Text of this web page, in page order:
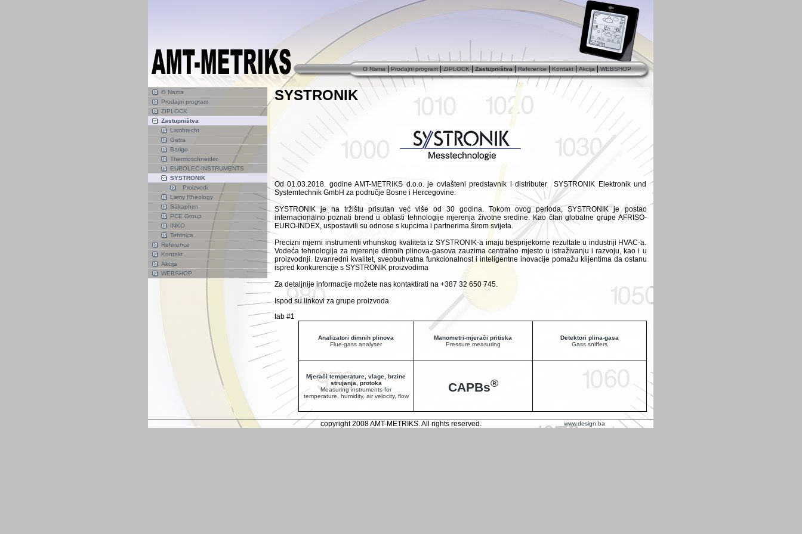
O Nama|Prodajni program|ZIPLOCK|Zastupništva|Reference|Kontakt|Akcija|WEBSHOP
O Nama
Prodajni program
ZIPLOCK
Zastupništva
Lambrecht
Getra
Barigo
Thermoschneider
EUROLEC-INSTRUMENTS
SYSTRONIK
Proizvodi
Lamy Rheology
Säkaphen
PCE Group
INKO
Tehtnica
Reference
Kontakt
Akcija
WEBSHOP
SYSTRONIK
Od 01.03.2018. godine AMT-METRIKS d.o.o. je ovlašteni predstavnik i distributer SYSTRONIK Elektronik und
Systemtechnik GmbH za područje Bosne i Hercegovine.
SYSTRONIK je na tržištu prisutan već više od 30 godina. Tokom ovog perioda, SYSTRONIK je postao
internacionalno poznati brend u oblasti tehnologije mjerenja životne sredine. Kao član globalne grupe AFRISO-
EURO-INDEX, uspostavili su odnose s kupcima i partnerima širom svijeta.
Precizni mjerni instrumenti vrhunskog kvaliteta iz SYSTRONIK-a imaju besprijekorne rezultate u industriji HVAC-a.
Vodeća tehnologija za mjerenje dimnih plinova-gasova zauzima centralno mjesto u istraživanju i razvoju, kao i u
proizvodnji. Izvanredni kvalitet, sveobuhvatna funkcionalnost i inteligentne inovacije pomažu klijentima da ostanu
ispred konkurencije s SYSTRONIK proizvodima
Za detaljnije informacije možete nas kontaktirati na +387 32 650 745.
Ispod su linkovi za grupe proizvoda
tab #1
Analizatori dimnih plinova
Flue-gass analyser
Manometri-mjerači pritiska
Pressure measuring
Detektori plina-gasa
Gass sniffers
Mjerači temperature, vlage, brzine
strujanja, protoka
Measuring instruments for
temperature, humidity, air velocity, flow
CAPBs®
copyright 2008 AMT-METRIKS. All rights reserved. www.design.ba